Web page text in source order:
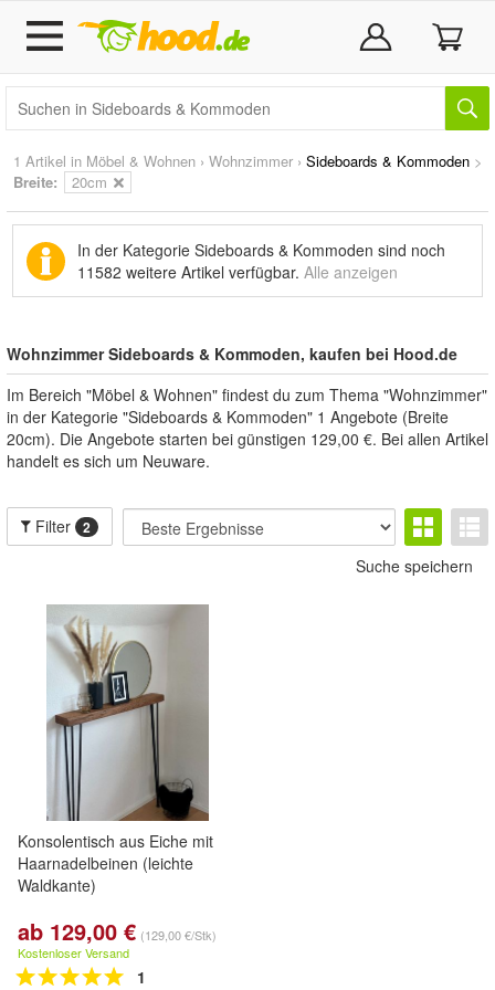
1 Artikel in Möbel & Wohnen › Wohnzimmer › Sideboards & Kommoden >
Breite:
20cm
In der Kategorie Sideboards & Kommoden sind noch
11582 weitere Artikel verfügbar. Alle anzeigen
Wohnzimmer Sideboards & Kommoden, kaufen bei Hood.de
Im Bereich "Möbel & Wohnen" findest du zum Thema "Wohnzimmer"
in der Kategorie "Sideboards & Kommoden" 1 Angebote (Breite
20cm). Die Angebote starten bei günstigen 129,00 €. Bei allen Artikel
handelt es sich um Neuware.
Filter 2
Suche speichern
Konsolentisch aus Eiche mit
Haarnadelbeinen (leichte
Waldkante)
ab 129,00 € (129,00 €/Stk)
Kostenloser Versand
1